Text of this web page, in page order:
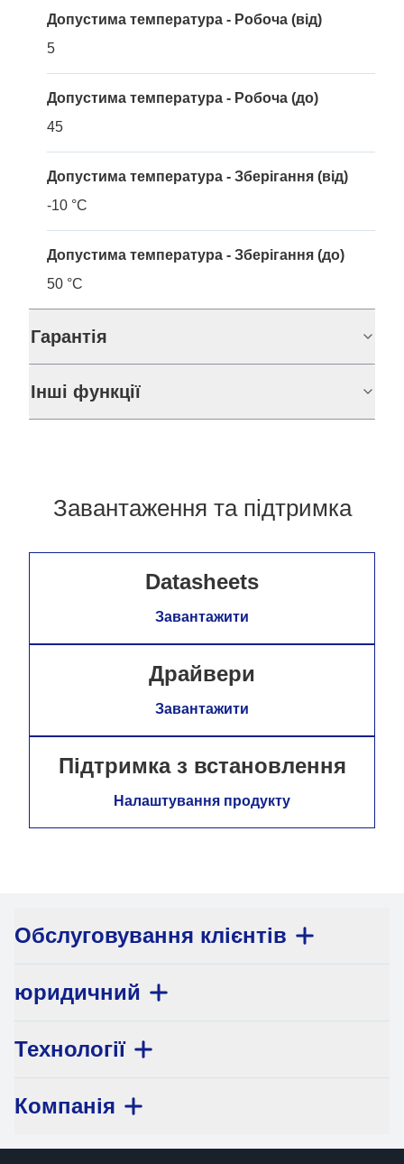
Допустима температура - Робоча (від)
5
Допустима температура - Робоча (до)
45
Допустима температура - Зберігання (від)
-10 °C
Допустима температура - Зберігання (до)
50 °C
Гарантія
Інші функції
Завантаження та підтримка
Datasheets
Завантажити
Драйвери
Завантажити
Підтримка з встановлення
Налаштування продукту
Обслуговування клієнтів
юридичний
Технології
Компанія